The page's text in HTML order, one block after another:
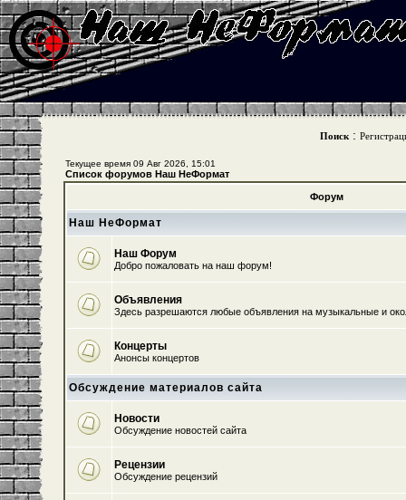
Поиск :
Текущее время 09 Авг 2026, 15:01
Список форумов Наш НеФормат
Форум
Наш НеФормат
Наш Форум
Добро пожаловать на наш форум!
Объявления
Здесь разрешаются любые объявления на музыкальные и
Концерты
Анонсы концертов
Обсуждение материалов сайта
Новости
Обсуждение новостей сайта
Рецензии
Обсуждение рецензий